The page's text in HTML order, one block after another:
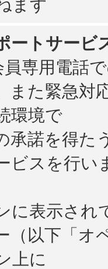
ます
ートサービ
員専用電話
また緊急対
環境で
承諾を得た
ビスを行い
に表示され
（以下「オ
上に